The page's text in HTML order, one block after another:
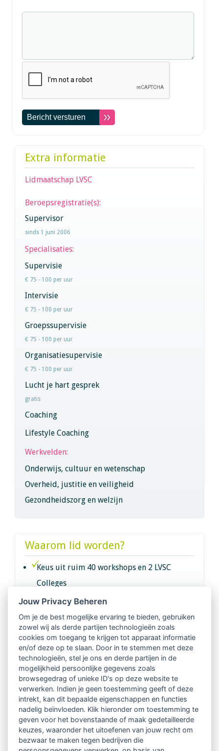
Extra informatie
Lidmaatschap LVSC
Beroepsregistratie(s):
Supervisor
sinds 1 juni 2006
Specialisaties:
Supervisie
€ 75 - 100 per uur
Intervisie
€ 75 - 100 per uur
Groepssupervisie
€ 75 - 100 per uur
Organisatiesupervisie
€ 75 - 100 per uur
Lucht je hart gesprek
gratis
Coaching
Lifestyle Coaching
Werkvelden:
Onderwijs, cultuur en wetenschap
Overheid, justitie en veiligheid
Gezondheidszorg en welzijn
Waarom lid worden?
Keus uit ruim 40 workshops en 2 LVSC
Colleges
Intervisie met geregistreerde vakgenoten
Netwerk van 2100 professionals in 14
regio's
Vindbaar voor opdrachtgevers
Tijdschrift voor
Begeleidingskunde & kennisbank
Beroepsregistratie (LVSC keurmerk)
Jouw Privacy Beheren
Om je de best mogelijke ervaring te bieden, gebruiken
zowel wij als derde partijen technologieën zoals
cookies om toegang te krijgen tot apparaat informatie
en/of deze op te slaan. Door in te stemmen met deze
technologieën, stel je ons en derde partijen in de
mogelijkheid persoonlijke gegevens zoals
browsegedrag of unieke ID's op deze website te
verwerken. Indien je geen toestemming geeft of deze
intrekt, kan dit bepaalde eigenschappen en functies
nadelig beïnvloeden. Klik hieronder om toestemming te
geven voor het bovenstaande of maak gedetailleerde
keuzes, waaronder het uitoefenen van jouw recht om
bezwaar te maken tegen bedrijven die